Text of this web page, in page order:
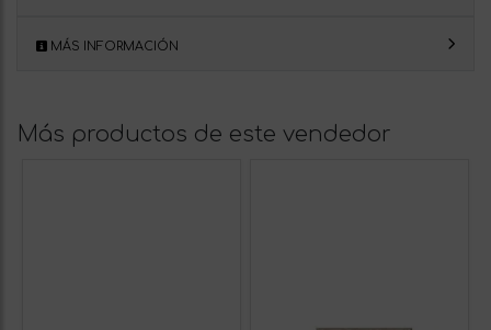
MÁS INFORMACIÓN
Más productos de este vendedor